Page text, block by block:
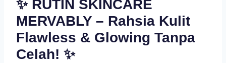
✨ RUTIN SKINCARE
MERVABLY – Rahsia Kulit
Flawless & Glowing Tanpa
Celah! ✨